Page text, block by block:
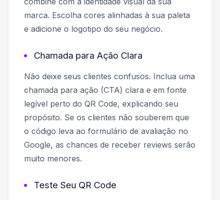
marca. Escolha cores alinhadas à sua paleta
e adicione o logotipo do seu negócio.
Chamada para Ação Clara
Não deixe seus clientes confusos. Inclua uma
chamada para ação (CTA) clara e em fonte
legível perto do QR Code, explicando seu
propósito. Se os clientes não souberem que
o código leva ao formulário de avaliação no
Google, as chances de receber reviews serão
muito menores.
Teste Seu QR Code